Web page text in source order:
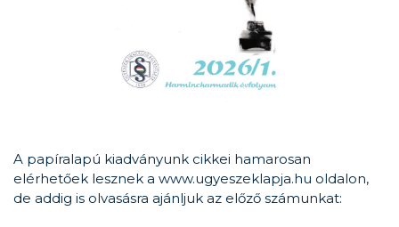
A papíralapú kiadványunk cikkei hamarosan
elérhetőek lesznek a www.ugyeszeklapja.hu oldalon,
de addig is olvasásra ajánljuk az előző számunkat: